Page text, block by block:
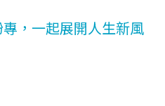
，一起展開人生新風